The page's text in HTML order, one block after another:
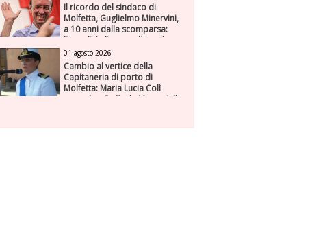
Il ricordo del sindaco di
Molfetta, Guglielmo Minervini,
a 10 anni dalla scomparsa:
l'attualità di una politica che
genera futuro
01 agosto 2026
Cambio al vertice della
Capitaneria di porto di
Molfetta: Maria Lucia Colì
succede a Raffaele Muscariello